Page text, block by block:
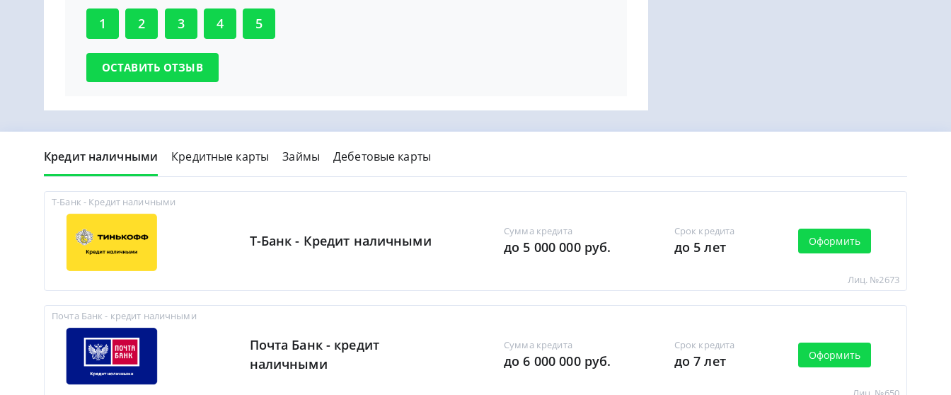
1 2 3 4 5
Кредит наличными Кредитные карты Займы Дебетовые карты
Т-Банк - Кредит наличными
Т-Банк - Кредит наличными
Сумма кредита
до 5 000 000 руб.
Срок кредита
до 5 лет Оформить
Лиц. №2673
Почта Банк - кредит наличными
Почта Банк - кредит
наличными
Сумма кредита
до 6 000 000 руб.
Срок кредита
до 7 лет Оформить